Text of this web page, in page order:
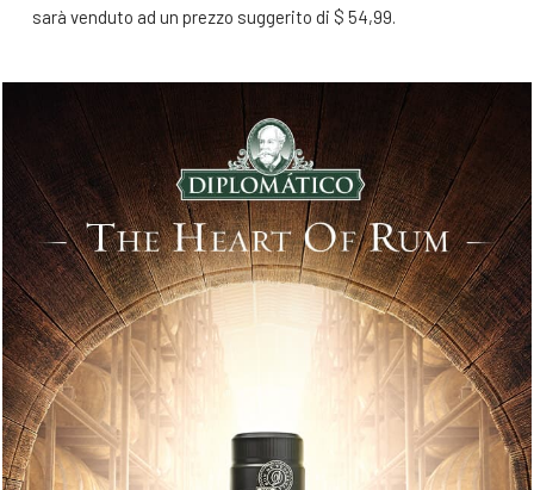
sarà venduto ad un prezzo suggerito di $ 54,99.